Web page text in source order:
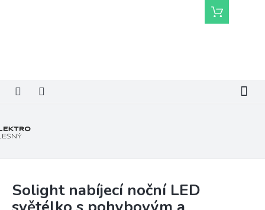
Nákupní
košík
Solight nabíjecí noční LED